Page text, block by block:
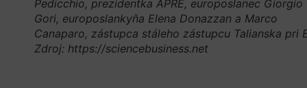
Pedicchio, prezidentka APRE, europoslanec Giorgio
Gori, europoslankyňa Elena Donazzan a Marco
Canaparo, zástupca stáleho zástupcu Talianska pri
Zdroj: https://sciencebusiness.net